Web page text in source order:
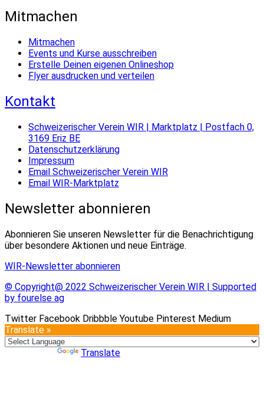
Mitmachen
Mitmachen
Events und Kurse ausschreiben
Erstelle Deinen eigenen Onlineshop
Flyer ausdrucken und verteilen
Kontakt
Schweizerischer Verein WIR | Marktplatz | Postfach 0,
3169 Eriz BE
Datenschutzerklärung
Impressum
Email Schweizerischer Verein WIR
Email WIR-Marktplatz
Newsletter abonnieren
Abonnieren Sie unseren Newsletter für die Benachrichtigung
über besondere Aktionen und neue Einträge.
WIR-Newsletter abonnieren
© Copyright@ 2022 Schweizerischer Verein WIR | Supported
by fourelse ag
Twitter Facebook Dribbble Youtube Pinterest Medium
Translate »
Translate